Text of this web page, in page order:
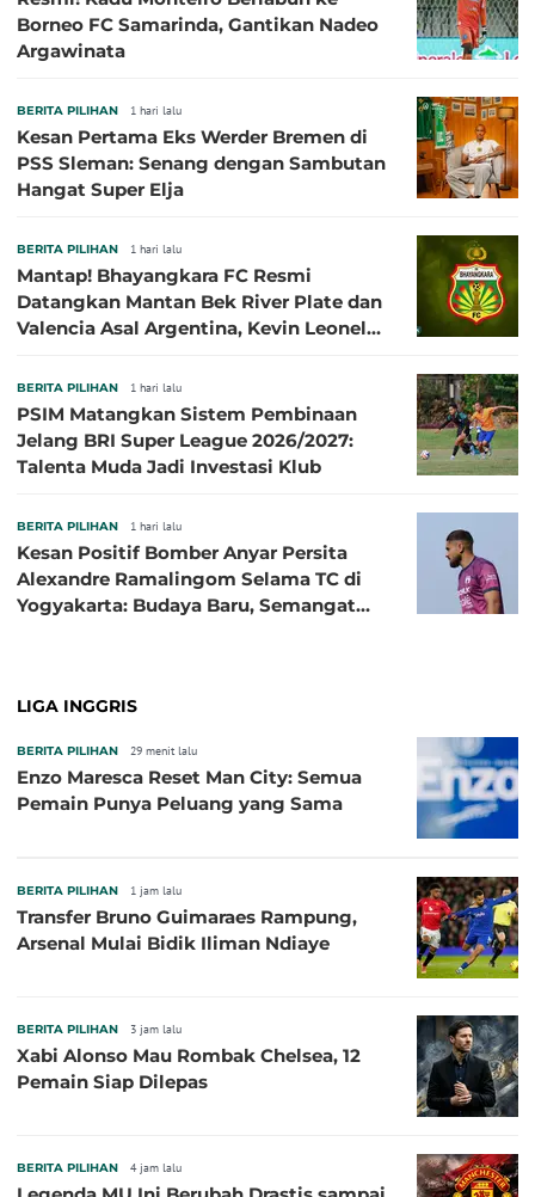
Borneo FC Samarinda, Gantikan Nadeo
Argawinata
BERITA PILIHAN 1 hari lalu
Kesan Pertama Eks Werder Bremen di
PSS Sleman: Senang dengan Sambutan
Hangat Super Elja
BERITA PILIHAN 1 hari lalu
Mantap! Bhayangkara FC Resmi
Datangkan Mantan Bek River Plate dan
Valencia Asal Argentina, Kevin Leonel
BERITA PILIHAN 1 hari lalu
PSIM Matangkan Sistem Pembinaan
Jelang BRI Super League 2026/2027:
Talenta Muda Jadi Investasi Klub
BERITA PILIHAN 1 hari lalu
Kesan Positif Bomber Anyar Persita
Alexandre Ramalingom Selama TC di
Yogyakarta: Budaya Baru, Semangat
LIGA INGGRIS
BERITA PILIHAN 29 menit lalu
Enzo Maresca Reset Man City: Semua
Pemain Punya Peluang yang Sama
BERITA PILIHAN 1 jam lalu
Transfer Bruno Guimaraes Rampung,
Arsenal Mulai Bidik Iliman Ndiaye
BERITA PILIHAN 3 jam lalu
Xabi Alonso Mau Rombak Chelsea, 12
Pemain Siap Dilepas
BERITA PILIHAN 4 jam lalu